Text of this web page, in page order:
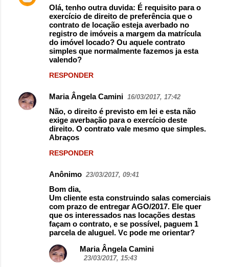
Olá, tenho outra duvida: É requisito para o
exercício de direito de preferência que o
contrato de locação esteja averbado no
registro de imóveis a margem da matrícula
do imóvel locado? Ou aquele contrato
simples que normalmente fazemos ja esta
valendo?
RESPONDER
Maria Ângela Camini 16/03/2017, 17:42
Não, o direito é previsto em lei e esta não
exige averbação para o exercício deste
direito. O contrato vale mesmo que simples.
Abraços
RESPONDER
Anônimo 23/03/2017, 09:41
Bom dia,
Um cliente esta construindo salas comerciais
com prazo de entregar AGO/2017. Ele quer
que os interessados nas locações destas
façam o contrato, e se possível, paguem 1
parcela de aluguel. Vc pode me orientar?
Maria Ângela Camini
23/03/2017, 15:43